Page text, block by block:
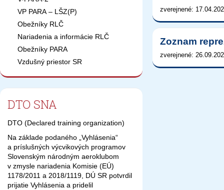
VP PARA – LŠZ(P)
Obežníky RLČ
Nariadenia a informácie RLČ
Obežníky PARA
Vzdušný priestor SR
DTO SNA
DTO (Declared training organization)
Na základe podaného „Vyhlásenia“
a príslušných výcvikových programov
Slovenským národným aeroklubom
v zmysle nariadenia Komisie (EÚ)
1178/2011 a 2018/1119, DÚ SR potvrdil
prijatie Vyhlásenia a pridelil
zverejnené:
Zoznam
zverejnené: